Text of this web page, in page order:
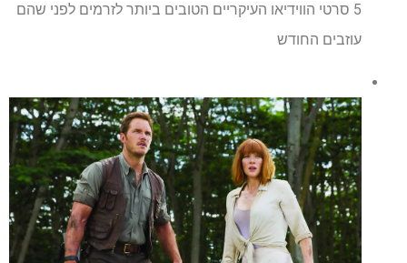
5 סרטי הווידיאו העיקריים הטובים ביותר לזרמים לפני שהם
עוזבים החודש